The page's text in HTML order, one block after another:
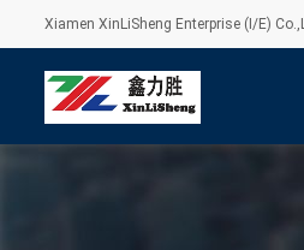
Xiamen XinLiSheng Enterprise (I/E)